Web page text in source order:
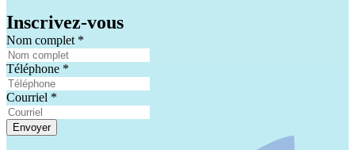
Inscrivez-vous
Nom complet *
Téléphone *
Courriel *
Envoyer